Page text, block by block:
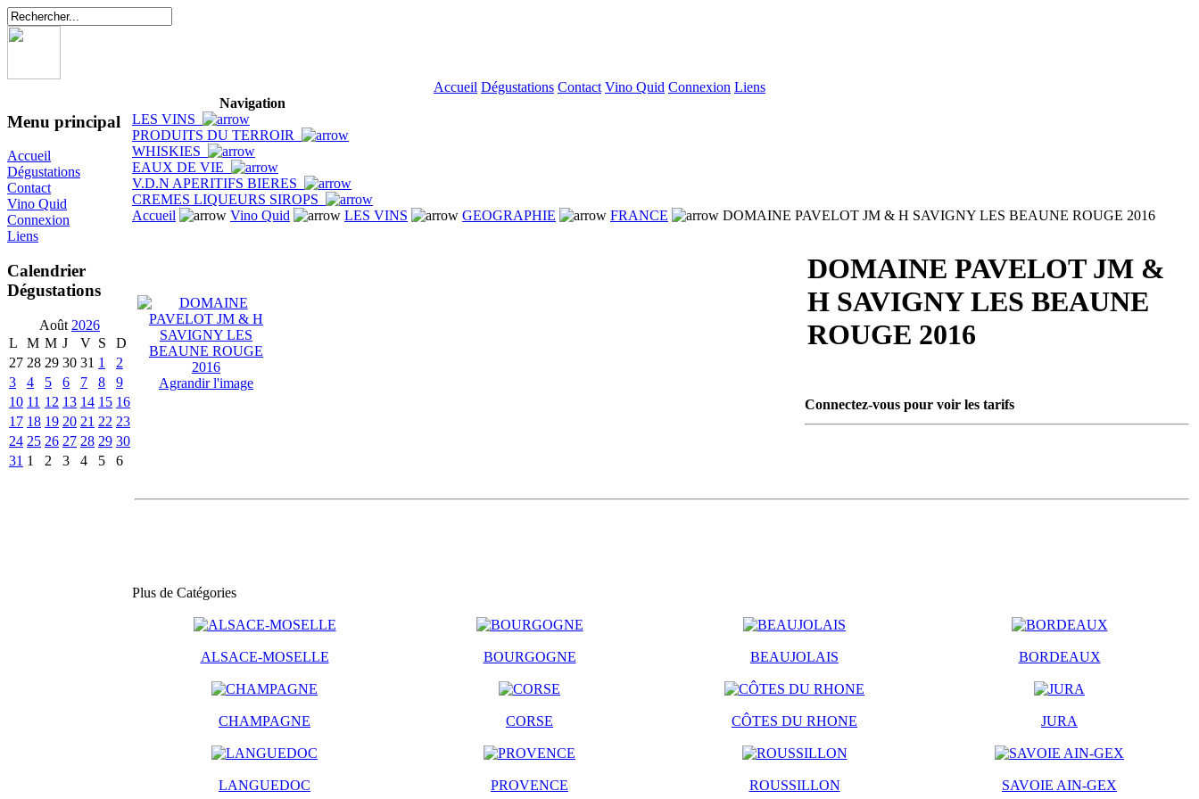
Accueil Dégustations Contact Vino Quid Connexion Liens
Menu principal
Accueil
Dégustations
Contact
Vino Quid
Connexion
Liens
Calendrier
Dégustations
Août 2026
L
M M J V S
D
27 28 29 30 31 1
2
3
4 5 6 7 8
9
10 11 12 13 14 15 16
17 18 19 20 21 22 23
24 25 26 27 28 29 30
31 1 2 3 4 5 6
Navigation
LES VINS
PRODUITS DU TERROIR
WHISKIES
EAUX DE VIE
V.D.N APERITIFS BIERES
CREMES LIQUEURS SIROPS
Accueil
Vino Quid LES VINS GEOGRAPHIE FRANCE DOMAINE PAVELOT JM & H SAVIGNY LES BEAUNE ROUGE 2016
Agrandir l'image
DOMAINE PAVELOT JM &
H SAVIGNY LES BEAUNE
ROUGE 2016
Connectez-vous pour voir les tarifs
Plus de Catégories
ALSACE-MOSELLE BOURGOGNE BEAUJOLAIS BORDEAUX
CHAMPAGNE CORSE CÔTES DU RHONE JURA
LANGUEDOC PROVENCE ROUSSILLON SAVOIE AIN-GEX